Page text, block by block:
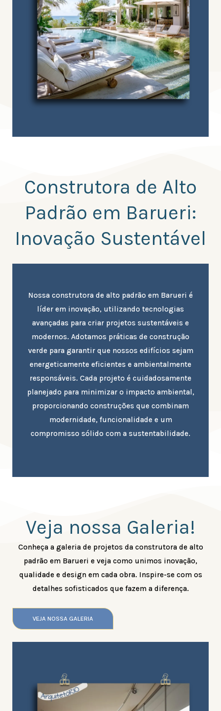
Construtora de Alto
Padrão em Barueri:
Inovação Sustentável
Nossa construtora de alto padrão em Barueri é
líder em inovação, utilizando tecnologias
avançadas para criar projetos sustentáveis e
modernos. Adotamos práticas de construção
verde para garantir que nossos edifícios sejam
energeticamente eficientes e ambientalmente
responsáveis. Cada projeto é cuidadosamente
planejado para minimizar o impacto ambiental,
proporcionando construções que combinam
modernidade, funcionalidade e um
compromisso sólido com a sustentabilidade.
Veja nossa Galeria!
Conheça a galeria de projetos da construtora de alto
padrão em Barueri e veja como unimos inovação,
qualidade e design em cada obra. Inspire-se com os
detalhes sofisticados que fazem a diferença.
VEJA NOSSA GALERIA